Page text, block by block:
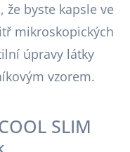
byste kapsle ve
mikroskopických
úpravy látky
vzorem.
SLIM